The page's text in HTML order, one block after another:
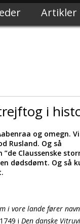
Artikler
i
og omegn.
Rusland. Og så
”de Claussenske
dødsdømt. Og så
i vore lande fører
i Den danske